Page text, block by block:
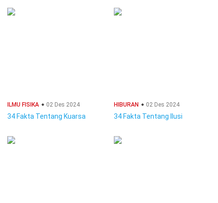
ILMU FISIKA 02 Des 2024
34 Fakta Tentang Kuarsa
HIBURAN 02 Des 2024
34 Fakta Tentang Ilusi